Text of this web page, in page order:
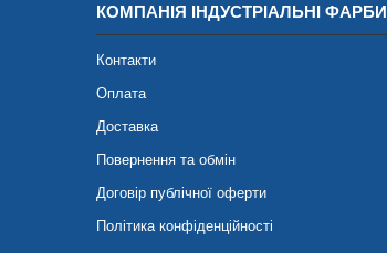
КОМПАНІЯ ІНДУСТРІАЛЬНІ ФАРБИ
Контакти
Оплата
Доставка
Повернення та обмін
Договір публічної оферти
Політика конфіденційності